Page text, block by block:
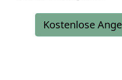
Kostenlose